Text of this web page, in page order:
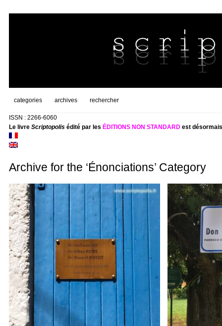
categories archives rechercher
ISSN : 2266-6060
Le livre Scriptopolisédité par les ÉDITIONS NON STANDARDest
Archive for the ‘Énonciations’ Category